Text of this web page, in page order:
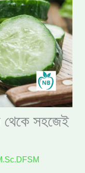
থেকে সহজেই